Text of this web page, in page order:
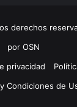
derechos
por OSN
privacidad
Condiciones de